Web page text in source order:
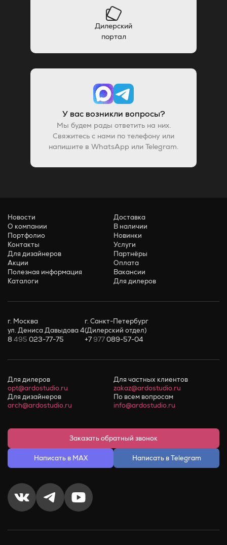
Дилерский
портал
У вас возникли вопросы?
Мы будем рады ответить на них.
Свяжитесь с нами по телефону или
напишите в WhatsApp или Telegram.
Новости
О компании
Портфолио
Контакты
Для дизайнеров
Акции
Полезная информация
Каталоги
Доставка
В наличии
Новинки
Услуги
Партнёры
Оплата
Вакансии
Для дилеров
г. Москва
ул. Дениса Давыдова 4
8495 023-77-75
г. Санкт-Петербург
(Дилерский отдел)
+7977089-57-04
Для дилеров
opt@ardostudio.ru
Для частных клиентов
zakaz@ardostudio.ru
Для дизайнеров
arch@ardostudio.ru
По всем вопросам
info@ardostudio.ru
Заказать обратный звонок
Написать в MAX Написать в Telegram